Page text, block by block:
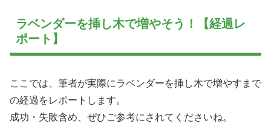
ラベンダーを挿し木で増やそう！【経過レ
ポート】
ここでは、筆者が実際にラベンダーを挿し木で増やすまで
の経過をレポートします。
成功・失敗含め、ぜひご参考にされてくださいね。